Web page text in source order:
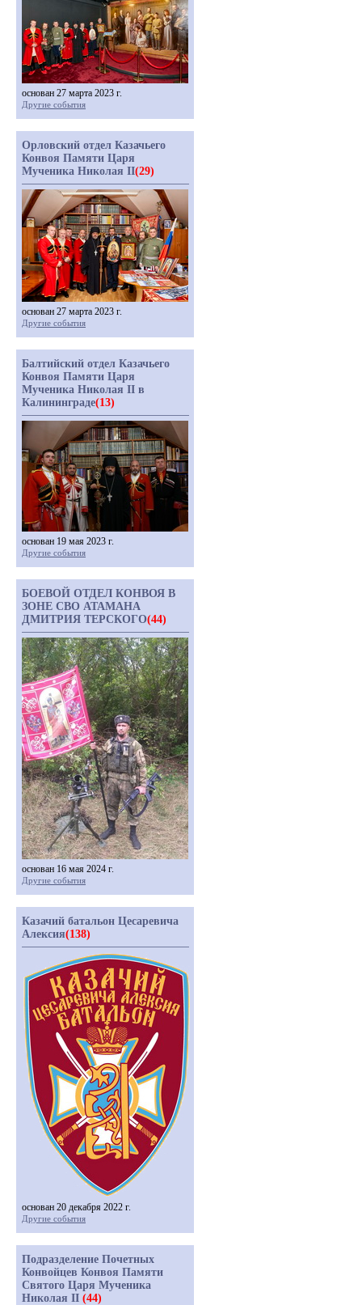
основан 27 марта 2023 г.
Другие события
Орловский отдел Казачьего
Конвоя Памяти Царя
Мученика Николая II(29)
основан 27 марта 2023 г.
Другие события
Балтийский отдел Казачьего
Конвоя Памяти Царя
Мученика Николая II в
Калининграде(13)
основан 19 мая 2023 г.
Другие события
БОЕВОЙ ОТДЕЛ КОНВОЯ В
ЗОНЕ СВО АТАМАНА
ДМИТРИЯ ТЕРСКОГО(44)
основан 16 мая 2024 г.
Другие события
Казачий батальон Цесаревича
Алексия(138)
основан 20 декабря 2022 г.
Другие события
Подразделение Почетных
Конвойцев Конвоя Памяти
Святого Царя Мученика
Николая II (44)